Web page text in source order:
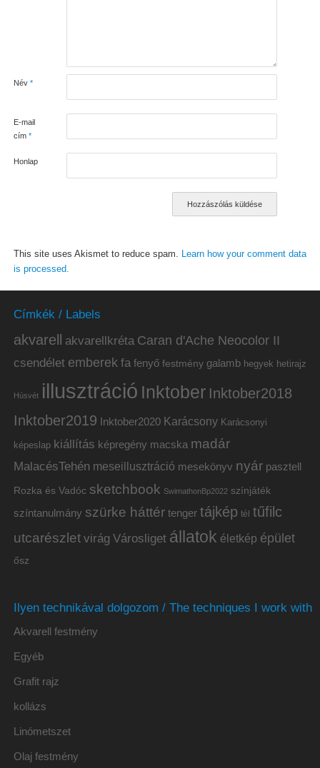
Név *
E-mail
cím *
Honlap
This site uses Akismet to reduce spam. Learn how your comment data
is processed.
Címkék / Labels
akvarell akvarellkréta Caran d'Ache Neocolor II
csendélet emberek fa fenyő festmény galamb hegyek hetirajz
Húsvét illusztráció Inktober Inktober2018
Inktober2019 Inktober2020 Karácsony Karácsonyi
képeslap kiállítás képregény macska madár
MalacésTehén meseillusztráció mesekönyv nyár pasztell
Rozka és Vadóc sketchbook SwimathonBp2022 színjáték
színtanulmány szürke háttér tenger tájkép tél tűfilc
utcarészlet virág Városliget állatok életkép épület
ősz
Ilyen technikával dolgozom / The techniques I work with
Akvarell festmény
Egyéb
Grafit rajz
kollázs
Linómetszet
Olaj festmény